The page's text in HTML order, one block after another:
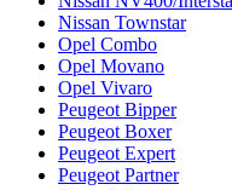
Nissan Townstar
Opel Combo
Opel Movano
Opel Vivaro
Peugeot Bipper
Peugeot Boxer
Peugeot Expert
Peugeot Partner